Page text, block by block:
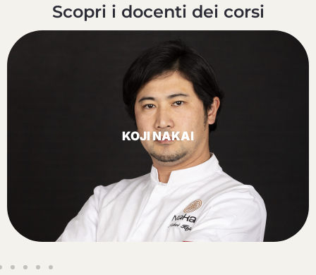
Scopri i docenti dei corsi
KOJI NAKAI